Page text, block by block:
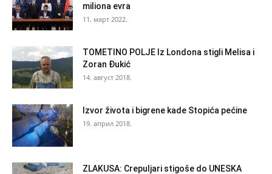
miliona evra
11. март 2022.
TOMETINO POLJE Iz Londona stigli Melisa i
Zoran Đukić
14. август 2018.
Izvor života i bigrene kade Stopića pećine
19. април 2018.
ZLAKUSA: Crepuljari stigoše do UNESKA